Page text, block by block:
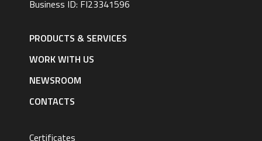
Business ID: FI23341596
navigation
|PRODUCTS & SERVICES
WORK WITH US
NEWSROOM
CONTACTS
Certificates